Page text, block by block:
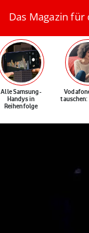
Das Magazin
Alle Samsung-
Handys in
Reihenfolge